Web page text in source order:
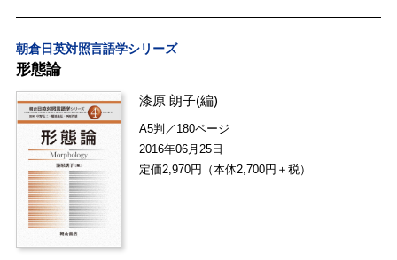
朝倉日英対照言語学シリーズ
形態論
漆原 朗子(編)
A5判／180ページ
2016年06月25日
定価2,970円（本体2,700円＋税）